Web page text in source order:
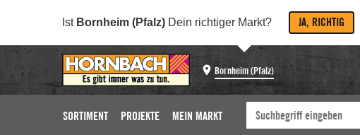
Ist Bornheim (Pfalz) Dein richtiger Markt? JA, RICHTIG
Bornheim (Pfalz)
SORTIMENT PROJEKTE MEIN MARKT